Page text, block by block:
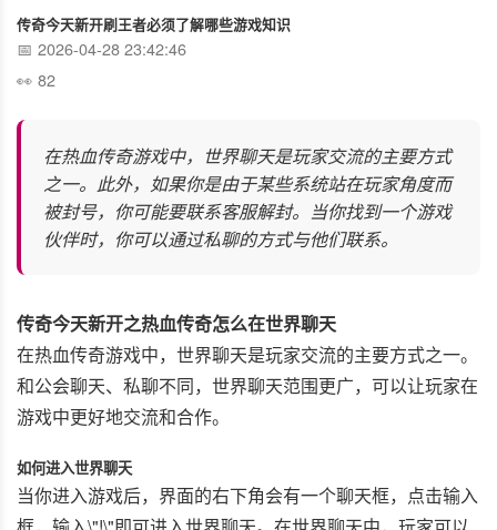
传奇今天新开刷王者必须了解哪些游戏知识
2026-04-28 23:42:46
82
在热血传奇游戏中，世界聊天是玩家交流的主要方式
之一。此外，如果你是由于某些系统站在玩家角度而
被封号，你可能要联系客服解封。当你找到一个游戏
伙伴时，你可以通过私聊的方式与他们联系。
传奇今天新开之热血传奇怎么在世界聊天
在热血传奇游戏中，世界聊天是玩家交流的主要方式之一。
和公会聊天、私聊不同，世界聊天范围更广，可以让玩家在
游戏中更好地交流和合作。
如何进入世界聊天
当你进入游戏后，界面的右下角会有一个聊天框，点击输入